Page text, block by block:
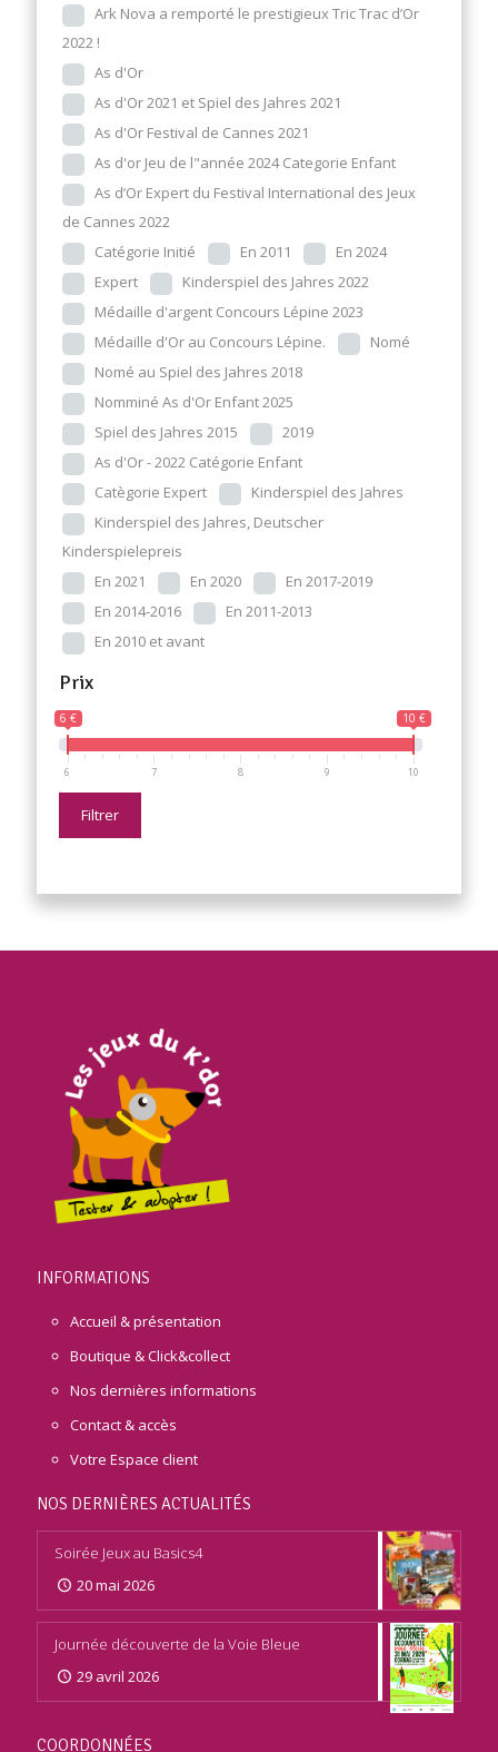
Ark Nova a remporté le prestigieux Tric Trac d’Or
2022 !
As d'Or
As d'Or 2021 et Spiel des Jahres 2021
As d'Or Festival de Cannes 2021
As d'or Jeu de l"année 2024 Categorie Enfant
As d’Or Expert du Festival International des Jeux
de Cannes 2022
Catégorie Initié
En 2011
En 2024
Expert
Kinderspiel des Jahres 2022
Médaille d'argent Concours Lépine 2023
Médaille d'Or au Concours Lépine.
Nomé
Nomé au Spiel des Jahres 2018
Nomminé As d'Or Enfant 2025
Spiel des Jahres 2015
2019
As d'Or - 2022 Catégorie Enfant
Catègorie Expert
Kinderspiel des Jahres
Kinderspiel des Jahres, Deutscher
Kinderspielepreis
En 2021
En 2020
En 2017-2019
En 2014-2016
En 2011-2013
En 2010 et avant
Prix
6 € 10 €
6 7 8 9 10
Filtrer
INFORMATIONS
Accueil & présentation
Boutique & Click&collect
Nos dernières informations
Contact & accès
Votre Espace client
NOS DERNIÈRES ACTUALITÉS
Soirée Jeux au Basics4
20 mai 2026
Journée découverte de la Voie Bleue
29 avril 2026
COORDONNÉES